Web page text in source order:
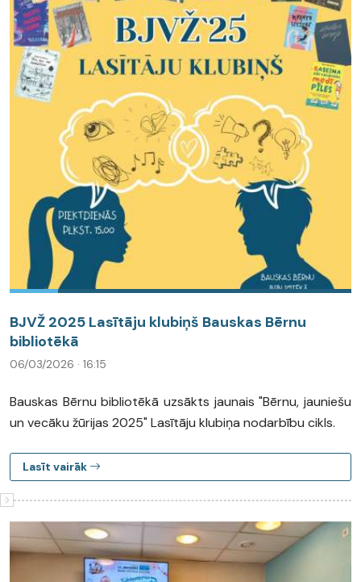
BJVŽ 2025 Lasītāju klubiņš Bauskas Bērnu
bibliotēkā
06/03/2026 · 16:15
Bauskas Bērnu bibliotēkā uzsākts jaunais "Bērnu, jauniešu
un vecāku žūrijas 2025" Lasītāju klubiņa nodarbību cikls.
Lasīt vairāk